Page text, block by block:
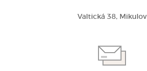
Valtická 38, Mikulov